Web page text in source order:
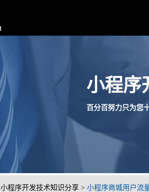
小程序
百分百努力只为您
小程序开发技术知识分享 > 小程序商城用户流